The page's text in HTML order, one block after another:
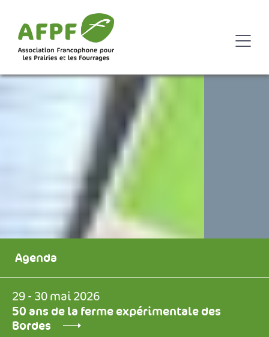
Agenda
29 - 30 mai 2026
50 ans de la ferme expérimentale des
Bordes